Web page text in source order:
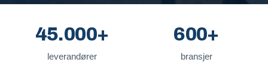
45.000+
leverandører
600+
bransjer